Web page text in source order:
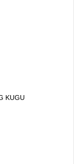
KUGU